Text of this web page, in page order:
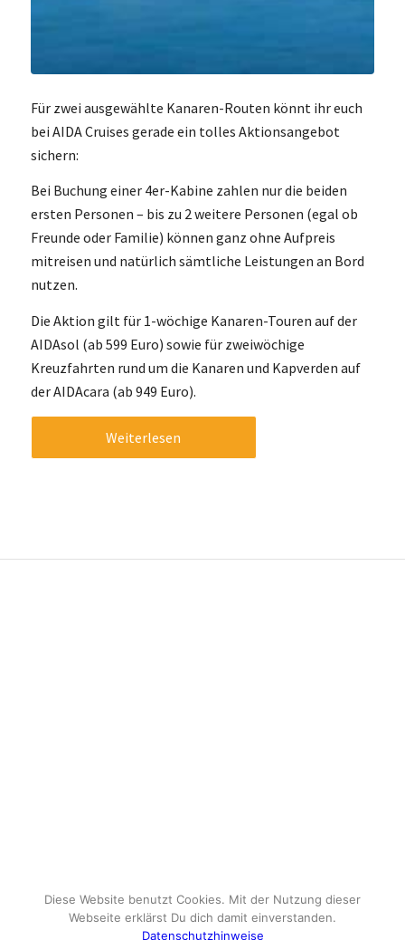
Für zwei ausgewählte Kanaren-Routen könnt ihr euch
bei AIDA Cruises gerade ein tolles Aktionsangebot
sichern:
Bei Buchung einer 4er-Kabine zahlen nur die beiden
ersten Personen – bis zu 2 weitere Personen (egal ob
Freunde oder Familie) können ganz ohne Aufpreis
mitreisen und natürlich sämtliche Leistungen an Bord
nutzen.
Die Aktion gilt für 1-wöchige Kanaren-Touren auf der
AIDAsol (ab 599 Euro) sowie für zweiwöchige
Kreuzfahrten rund um die Kanaren und Kapverden auf
der AIDAcara (ab 949 Euro).
Weiterlesen
Diese Website benutzt Cookies. Mit der Nutzung dieser
Webseite erklärst Du dich damit einverstanden.
Datenschutzhinweise